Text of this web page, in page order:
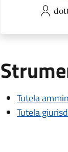
Tutela
Tutela